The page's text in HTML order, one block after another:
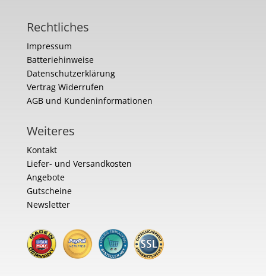
Rechtliches
Impressum
Batteriehinweise
Datenschutzerklärung
Vertrag Widerrufen
AGB und Kundeninformationen
Weiteres
Kontakt
Liefer- und Versandkosten
Angebote
Gutscheine
Newsletter